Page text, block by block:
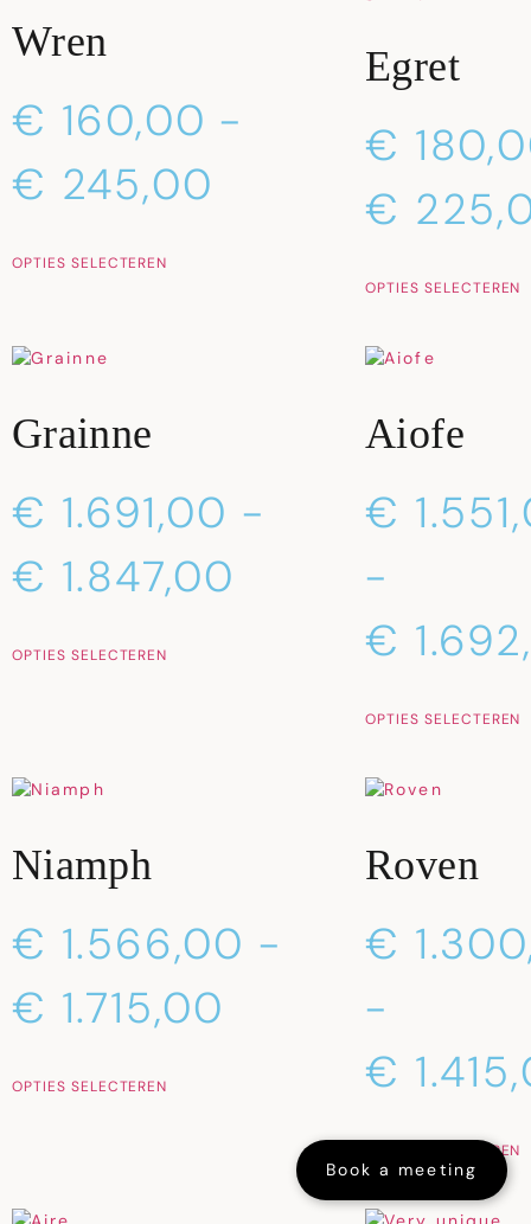
Book a meeting
Wren
€ 160,00 -
€ 245,00
OPTIES SELECTEREN
Egret
€
€
OPTIES SELECTEREN
Grainne
€ 1.691,00 -
€ 1.847,00
OPTIES SELECTEREN
Aiofe
€
-
€
OPTIES SELECTEREN
Niamph
€ 1.566,00 -
€ 1.715,00
OPTIES SELECTEREN
Roven
€
-
€
OPTIES SELECTEREN